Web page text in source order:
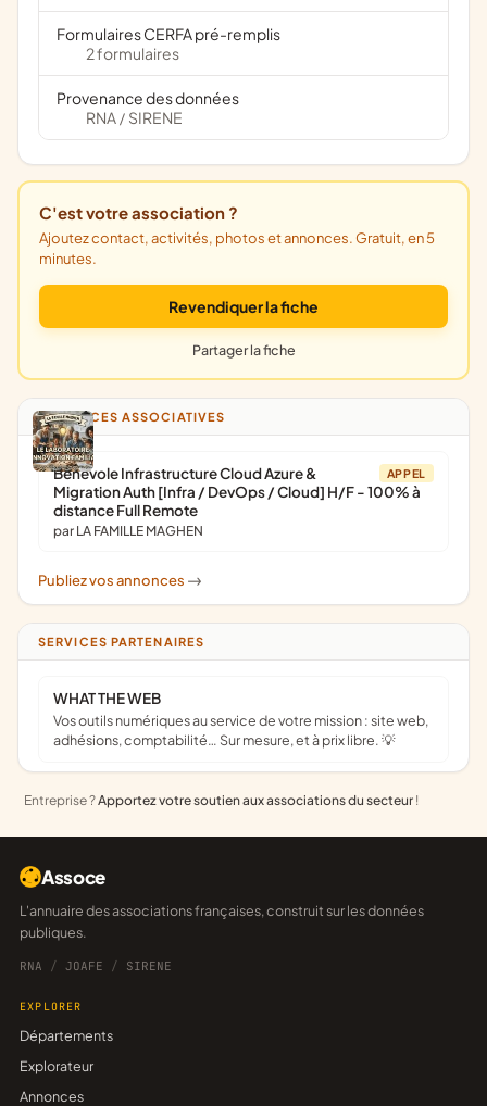
Formulaires CERFA pré-remplis
2 formulaires
Provenance des données
RNA / SIRENE
C'est votre association ?
Ajoutez contact, activités, photos et annonces. Gratuit, en 5
minutes.
Revendiquer la fiche
Partager la fiche
ANNONCES ASSOCIATIVES
APPEL
Bénévole Infrastructure Cloud Azure &
Migration Auth [Infra / DevOps / Cloud] H/F - 100% à
distance Full Remote
par LA FAMILLE MAGHEN
Publiez vos annonces ->
SERVICES PARTENAIRES
WHAT THE WEB
Vos outils numériques au service de votre mission : site web,
adhésions, comptabilité… Sur mesure, et à prix libre. 💡
Entreprise ?Apportez votre soutien aux associations du secteur !
Assoce
L'annuaire des associations françaises, construit sur les données
publiques.
RNA / JOAFE / SIRENE
EXPLORER
Départements
Explorateur
Annonces